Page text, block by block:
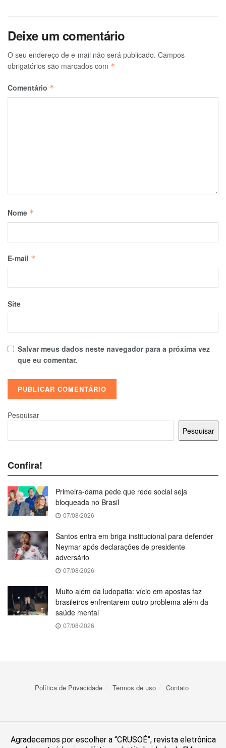
Deixe um comentário
O seu endereço de e-mail não será publicado. Campos
obrigatórios são marcados com *
Comentário *
Nome *
E-mail *
Site
Salvar meus dados neste navegador para a próxima vez
que eu comentar.
Pesquisar
Pesquisar
Confira!
Primeira-dama pede que rede social seja
bloqueada no Brasil
07/08/2026
Santos entra em briga institucional para defender
Neymar após declarações de presidente
adversário
07/08/2026
Muito além da ludopatia: vício em apostas faz
brasileiros enfrentarem outro problema além da
saúde mental
07/08/2026
Política de Privacidade Termos de uso Contato
Agradecemos por escolher a “CRUSOÉ”, revista eletrônica